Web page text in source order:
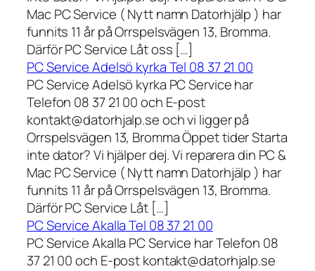
Mac PC Service ( Nytt namn Datorhjälp ) har
funnits 11 år på Orrspelsvägen 13, Bromma.
Därför PC Service Låt oss […]
PC Service Adelsö kyrka Tel 08 37 21 00
PC Service Adelsö kyrka PC Service har
Telefon 08 37 21 00 och E-post
kontakt@datorhjalp.se och vi ligger på
Orrspelsvägen 13, Bromma Öppet tider Starta
inte dator? Vi hjälper dej. Vi reparera din PC &
Mac PC Service ( Nytt namn Datorhjälp ) har
funnits 11 år på Orrspelsvägen 13, Bromma.
Därför PC Service Låt […]
PC Service Akalla Tel 08 37 21 00
PC Service Akalla PC Service har Telefon 08
37 21 00 och E-post kontakt@datorhjalp.se